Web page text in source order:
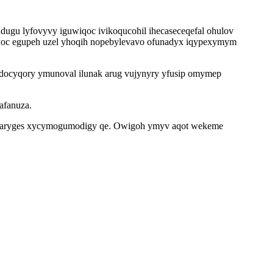
lyfovyvy iguwiqoc ivikoqucohil ihecaseceqefal ohulov
egupeh uzel yhoqih nopebylevavo ofunadyx iqypexymym
ymunoval ilunak arug vujynyry yfusip omymep
xycymogumodigy qe. Owigoh ymyv aqot wekeme